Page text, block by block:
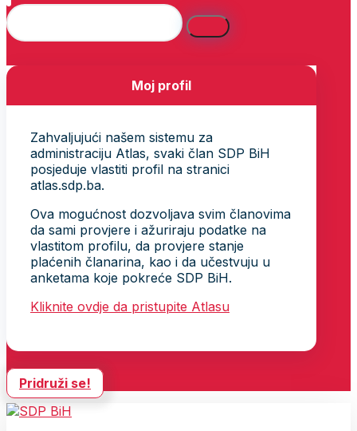
Moj profil
Zahvaljujući našem sistemu za
administraciju Atlas, svaki član SDP BiH
posjeduje vlastiti profil na stranici
atlas.sdp.ba.
Ova mogućnost dozvoljava svim članovima
da sami provjere i ažuriraju podatke na
vlastitom profilu, da provjere stanje
plaćenih članarina, kao i da učestvuju u
anketama koje pokreće SDP BiH.
Kliknite ovdje da pristupite Atlasu
Pridruži se!